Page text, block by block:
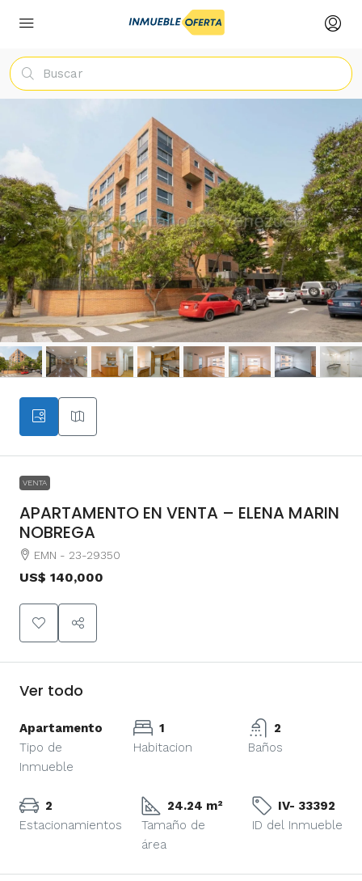
VENTA
APARTAMENTO EN VENTA – ELENA MARIN
NOBREGA
EMN - 23-29350
US$ 140,000
Ver todo
Apartamento
Tipo de
Inmueble
1
Habitacion
2
Baños
2
Estacionamientos
24.24 m²
Tamaño de
área
IV- 33392
ID del Inmueble